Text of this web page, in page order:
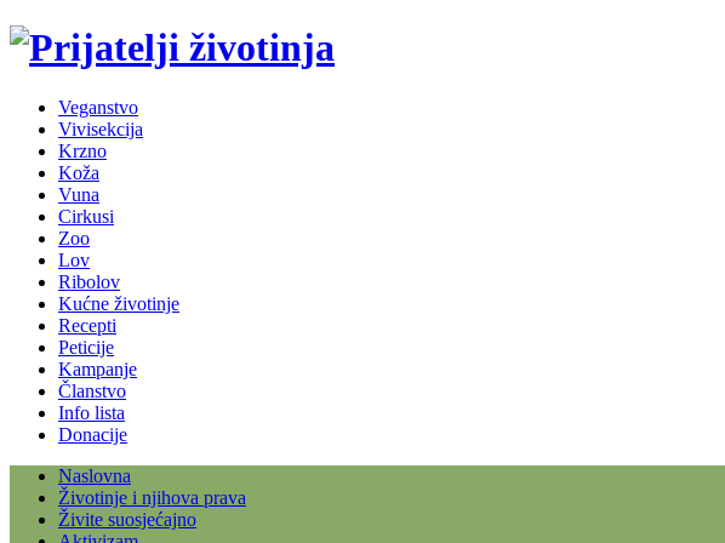
Veganstvo
Vivisekcija
Krzno
Koža
Vuna
Cirkusi
Zoo
Lov
Ribolov
Kućne životinje
Recepti
Peticije
Kampanje
Članstvo
Info lista
Donacije
Naslovna
Životinje i njihova prava
Živite suosjećajno